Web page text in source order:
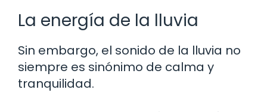
La energía de la lluvia
Sin embargo, el sonido de la lluvia no
siempre es sinónimo de calma y
tranquilidad.